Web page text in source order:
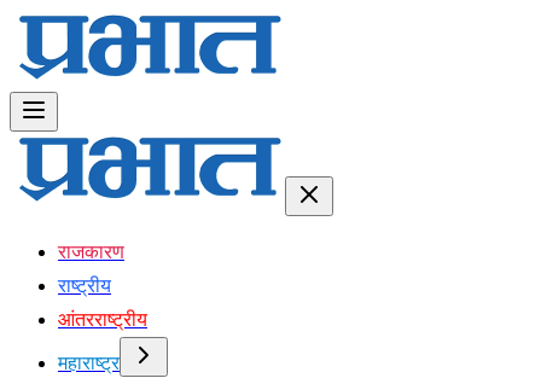
राजकारण
राष्ट्रीय
आंतरराष्ट्रीय
महाराष्ट्र